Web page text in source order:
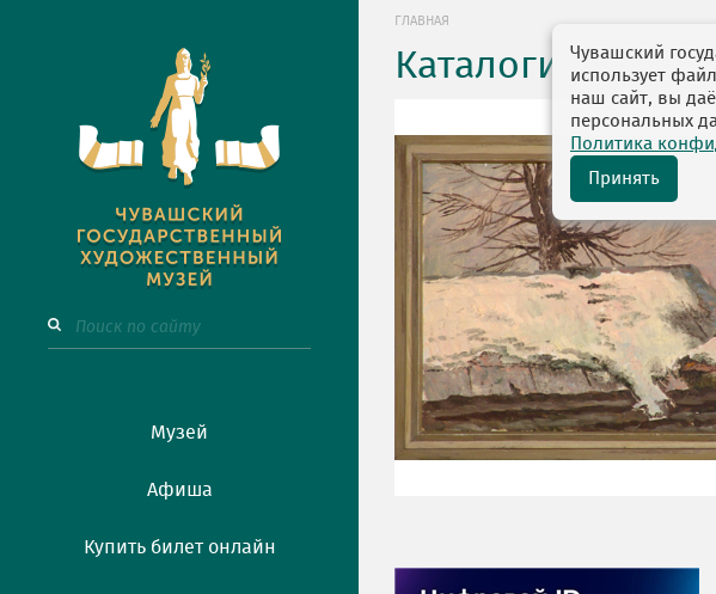
Музей
Афиша
Купить билет онлайн
ГЛАВНАЯ
Каталоги Чувашский
использует
наш сайт, вы
персональных
Политика
Принять